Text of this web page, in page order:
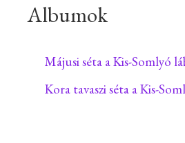
Albumok
Májusi séta a Kis-Somlyó
Kora tavaszi séta a Kis-